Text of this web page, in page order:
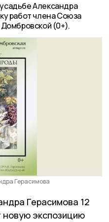
Александра
работ члена Союза
(0+).
Герасимова
Герасимова 12
новую экспозицию